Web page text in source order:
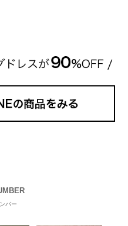
バー